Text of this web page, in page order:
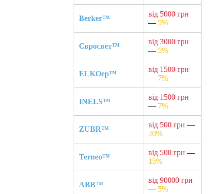
Berker™
від 5000 грн
— 5%
Євросвет™
від 3000 грн
— 5%
ELKOep™
від 1500 грн
— 7%
INELS™
від 1500 грн
— 7%
ZUBR™
від 500 грн —
20%
Terneo™
від 500 грн —
15%
ABB™
від 90000 грн
— 5%